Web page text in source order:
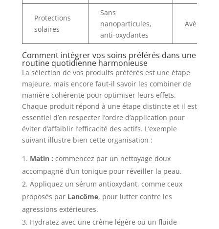
Protections
solaires
Sans
nanoparticules,
anti-oxydantes
Avène,
Comment intégrer vos soins préférés dans une
routine quotidienne harmonieuse
La sélection de vos produits préférés est une étape
majeure, mais encore faut-il savoir les combiner de
manière cohérente pour optimiser leurs effets.
Chaque produit répond à une étape distincte et il est
essentiel d’en respecter l’ordre d’application pour
éviter d’affaiblir l’efficacité des actifs. L’exemple
suivant illustre bien cette organisation :
Matin : commencez par un nettoyage doux
accompagné d’un tonique pour réveiller la peau.
Appliquez un sérum antioxydant, comme ceux
proposés par Lancôme, pour lutter contre les
agressions extérieures.
Hydratez avec une crème légère ou un fluide